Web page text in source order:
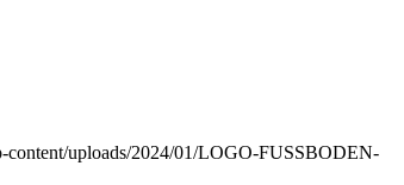
content/uploads/2024/01/LOGO-FUSSBODEN-